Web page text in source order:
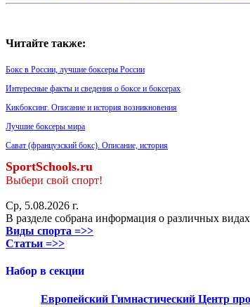
Читайте также:
Бокс в России, лучшие боксеры России
Интересные факты и сведения о боксе и боксерах
Кикбоксинг. Описание и история возникновения
Лучшие боксеры мира
Сават (французский бокс). Описание, история
SportSchools.ru
Выбери свой спорт!
Ср, 5.08.2026 г.
В разделе собрана информация о различных
Виды спорта =>>
Статьи =>>
Набор в секции
Европейский Гимнастический Центр